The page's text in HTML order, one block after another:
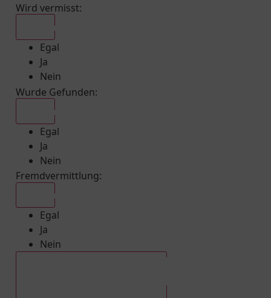
Wird vermisst:
Egal
Ja
Nein
Wurde Gefunden:
Egal
Ja
Nein
Fremdvermittlung:
Egal
Ja
Nein